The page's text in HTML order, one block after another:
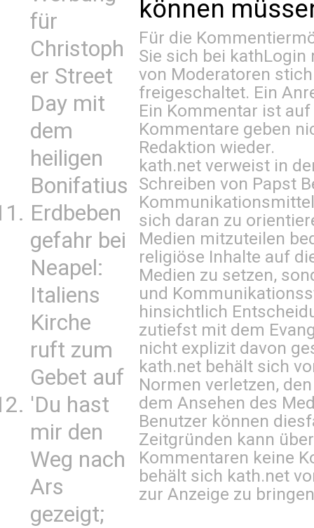
für
Christoph
er Street
Day mit
dem
heiligen
Bonifatius
Erdbeben
gefahr bei
Neapel:
Italiens
Kirche
ruft zum
Gebet auf
'Du hast
mir den
Weg nach
Ars
gezeigt;
können
Für die
Sie sich bei kathLogin
von Moderatoren
freigeschaltet. Ein
Ein Kommentar ist
Kommentare geben
Redaktion wieder.
kath.net verweist in
Schreiben von Papst
sich daran zu
Medien mitzuteilen
religiöse Inhalte auf
Medien zu setzen,
und
hinsichtlich
zutiefst mit dem
nicht explizit davon
kath.net behält sich
Normen verletzen,
dem Ansehen des
Benutzer können
Zeitgründen kann
Kommentaren keine
behält sich kath.net
zur Anzeige zu